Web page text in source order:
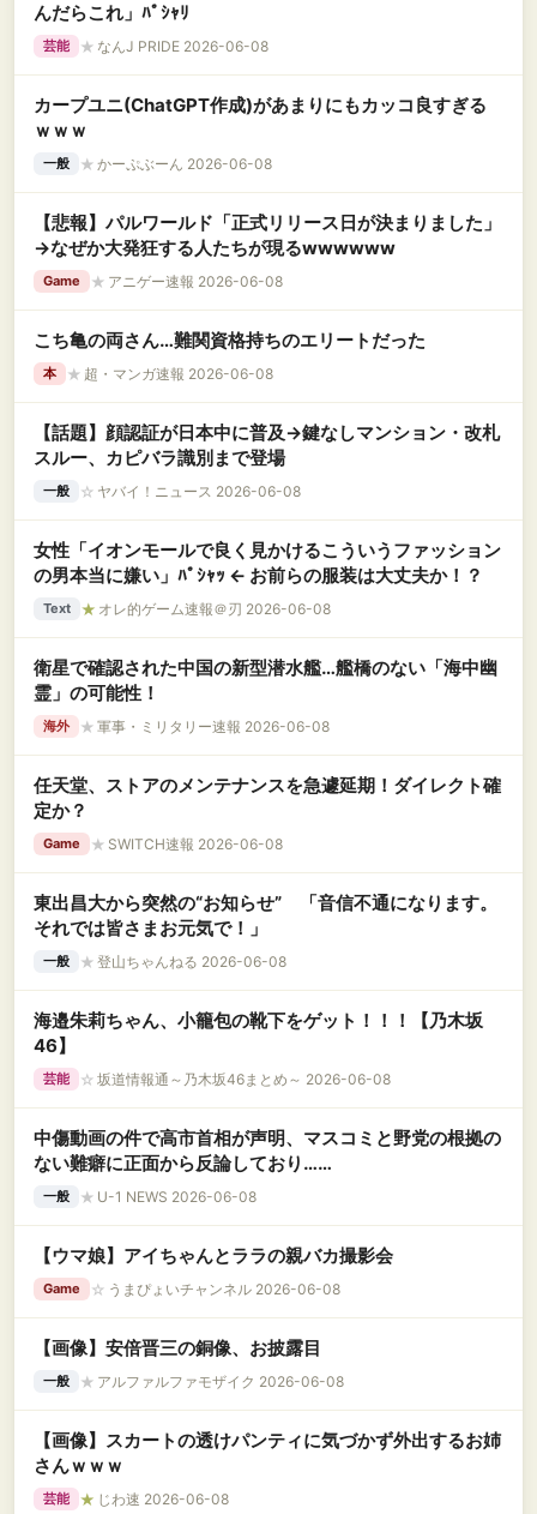
んだらこれ」ﾊﾟｼｬﾘ
芸能 ★ なんJ PRIDE 2026-06-08
カープユニ(ChatGPT作成)があまりにもカッコ良すぎる
ｗｗｗ
一般 ★ かーぷぶーん 2026-06-08
【悲報】パルワールド「正式リリース日が決まりました」
→なぜか大発狂する人たちが現るwwwwww
Game ★ アニゲー速報 2026-06-08
こち亀の両さん…難関資格持ちのエリートだった
本 ★ 超・マンガ速報 2026-06-08
【話題】顔認証が日本中に普及→鍵なしマンション・改札
スルー、カピバラ識別まで登場
一般 ☆ ヤバイ！ニュース 2026-06-08
女性「イオンモールで良く見かけるこういうファッション
の男本当に嫌い」ﾊﾟｼｬｯ ← お前らの服装は大丈夫か！？
Text ★ オレ的ゲーム速報＠刃 2026-06-08
衛星で確認された中国の新型潜水艦…艦橋のない「海中幽
霊」の可能性！
海外 ★ 軍事・ミリタリー速報 2026-06-08
任天堂、ストアのメンテナンスを急遽延期！ダイレクト確
定か？
Game ★ SWITCH速報 2026-06-08
東出昌大から突然の“お知らせ” 「音信不通になります。
それでは皆さまお元気で！」
一般 ★ 登山ちゃんねる 2026-06-08
海邉朱莉ちゃん、小籠包の靴下をゲット！！！【乃木坂
46】
芸能 ☆ 坂道情報通～乃木坂46まとめ～ 2026-06-08
中傷動画の件で高市首相が声明、マスコミと野党の根拠の
ない難癖に正面から反論しており……
一般 ★ U-1 NEWS 2026-06-08
【ウマ娘】アイちゃんとララの親バカ撮影会
Game ☆ うまぴょいチャンネル 2026-06-08
【画像】安倍晋三の銅像、お披露目
一般 ★ アルファルファモザイク 2026-06-08
【画像】スカートの透けパンティに気づかず外出するお姉
さんｗｗｗ
芸能 ★ じわ速 2026-06-08